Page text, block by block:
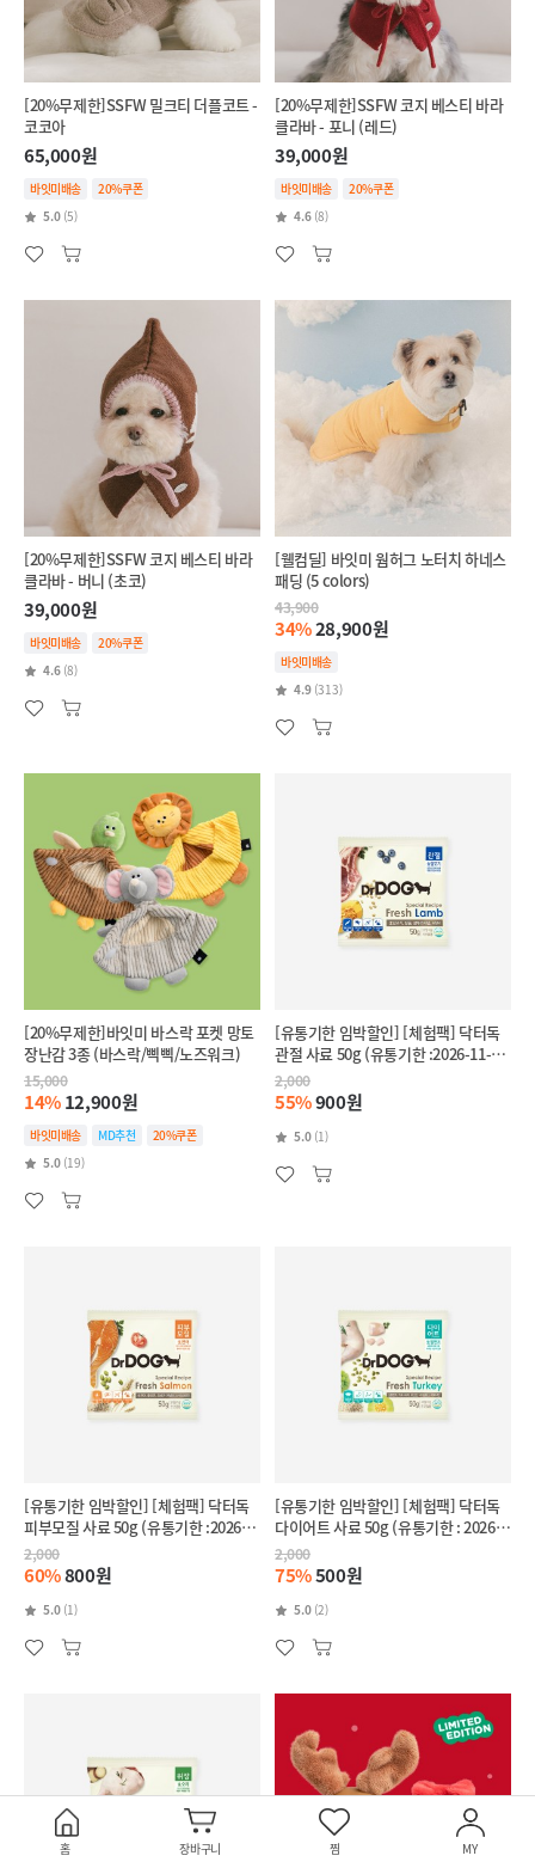
[20%무제한]SSFW 밀크티 더플코트 -
코코아
65,000원
바잇미배송
20%쿠폰
5.0 (5)
[20%무제한]SSFW 코지 베스티 바라
클라바 - 포니 (레드)
39,000원
바잇미배송
20%쿠폰
4.6 (8)
[20%무제한]SSFW 코지 베스티 바라
클라바 - 버니 (초코)
39,000원
바잇미배송
20%쿠폰
4.6 (8)
[웰컴딜] 바잇미 웜허그 노터치 하네스
패딩 (5 colors)
43,900
34%28,900원
바잇미배송
4.9 (313)
[20%무제한]바잇미 바스락 포켓 망토
장난감 3종 (바스락/삑삑/노즈워크)
15,000
14%12,900원
바잇미배송 MD추천
20%쿠폰
5.0 (19)
[유통기한 임박할인] [체험팩] 닥터독
관절 사료 50g (유통기한 :2026-11-
28)
2,000
55%900원
5.0 (1)
[유통기한 임박할인] [체험팩] 닥터독
피부모질 사료 50g (유통기한 :2026-
11-27)
2,000
60%800원
5.0 (1)
[유통기한 임박할인] [체험팩] 닥터독
다이어트 사료 50g (유통기한 : 2026-
10-01)
2,000
75%500원
5.0 (2)
홈 장바구니 찜 MY